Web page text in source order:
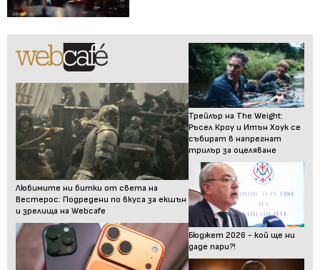
Любимите ни битки от света на
Вестерос: Подредени по вкуса за екшън
и зрелища на Webcafe
Трейлър на The Weight:
Ръсел Кроу и Итън Хоук се
събират в напрегнат
трилър за оцеляване
Бюджет 2026 - кой ще ни
даде пари?!